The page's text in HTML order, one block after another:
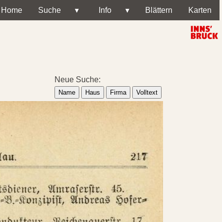
Home Suche ▾ Info ▾ Blättern Karten
Neue Suche:
Name Haus Firma Volltext